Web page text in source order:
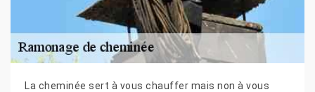
La cheminée sert à vous chauffer mais non à vous